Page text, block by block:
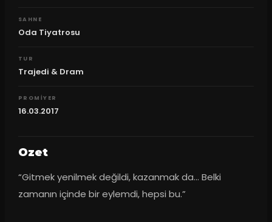
SAHNE
Oda Tiyatrosu
TUR
Trajedi & Dram
PROMIYER
16.03.2017
Ozet
“Gitmek yenilmek değildi, kazanmak da... Belki
zamanın içinde bir eylemdi, hepsi bu.”